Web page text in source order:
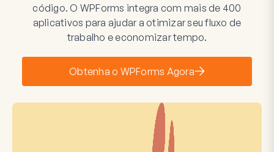
código. O WPForms integra com mais de 400
aplicativos para ajudar a otimizar seu fluxo de
trabalho e economizar tempo.
Obtenha o WPForms Agora